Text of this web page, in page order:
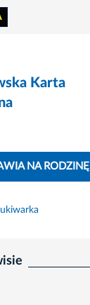
Karta
NA RODZINĘ